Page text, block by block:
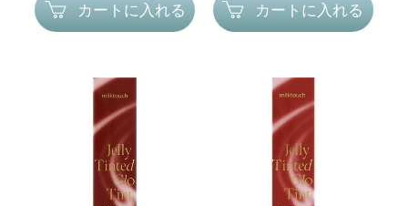
カートに入れる カートに入れる